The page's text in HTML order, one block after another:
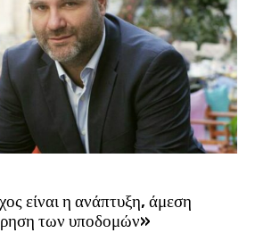
είναι η ανάπτυξη, άμεση
των υποδομών»